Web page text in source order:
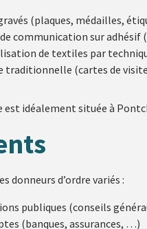
(plaques, médailles,
communication sur
de textiles par
traditionnelle (cartes de
est idéalement située à
donneurs d’ordre variés :
publiques (conseils
(banques, assurances, …)